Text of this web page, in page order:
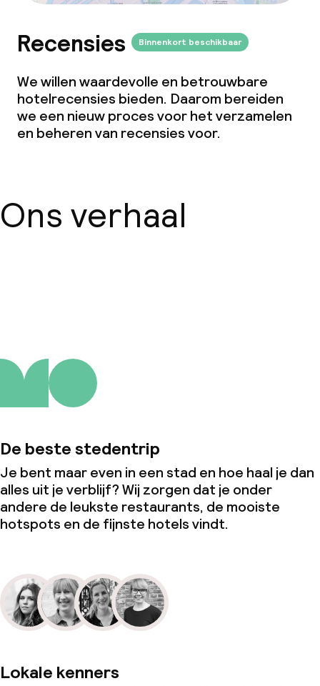
Recensies Binnenkort beschikbaar
We willen waardevolle en betrouwbare
hotelrecensies bieden. Daarom bereiden
we een nieuw proces voor het verzamelen
en beheren van recensies voor.
Ons verhaal
De beste stedentrip
Je bent maar even in een stad en hoe haal je dan
alles uit je verblijf? Wij zorgen dat je onder
andere de leukste restaurants, de mooiste
hotspots en de fijnste hotels vindt.
Lokale kenners